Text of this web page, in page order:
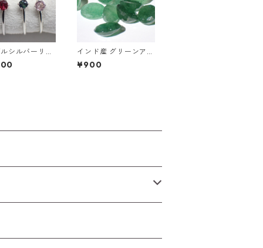
シルバーリン
9号/11号
インド産 グリーンアベ
ンチュリン（グリーン
ストロベリークオー
¥900